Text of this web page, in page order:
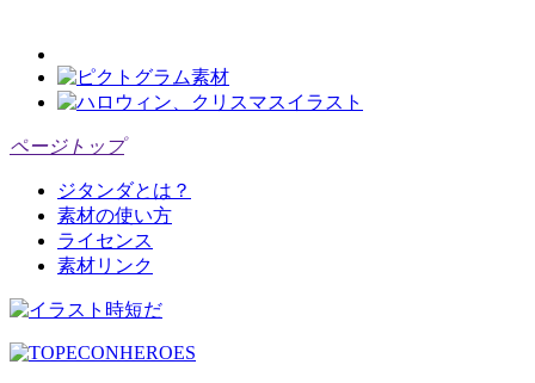
ページトップ
ジタンダとは？
素材の使い方
ライセンス
素材リンク